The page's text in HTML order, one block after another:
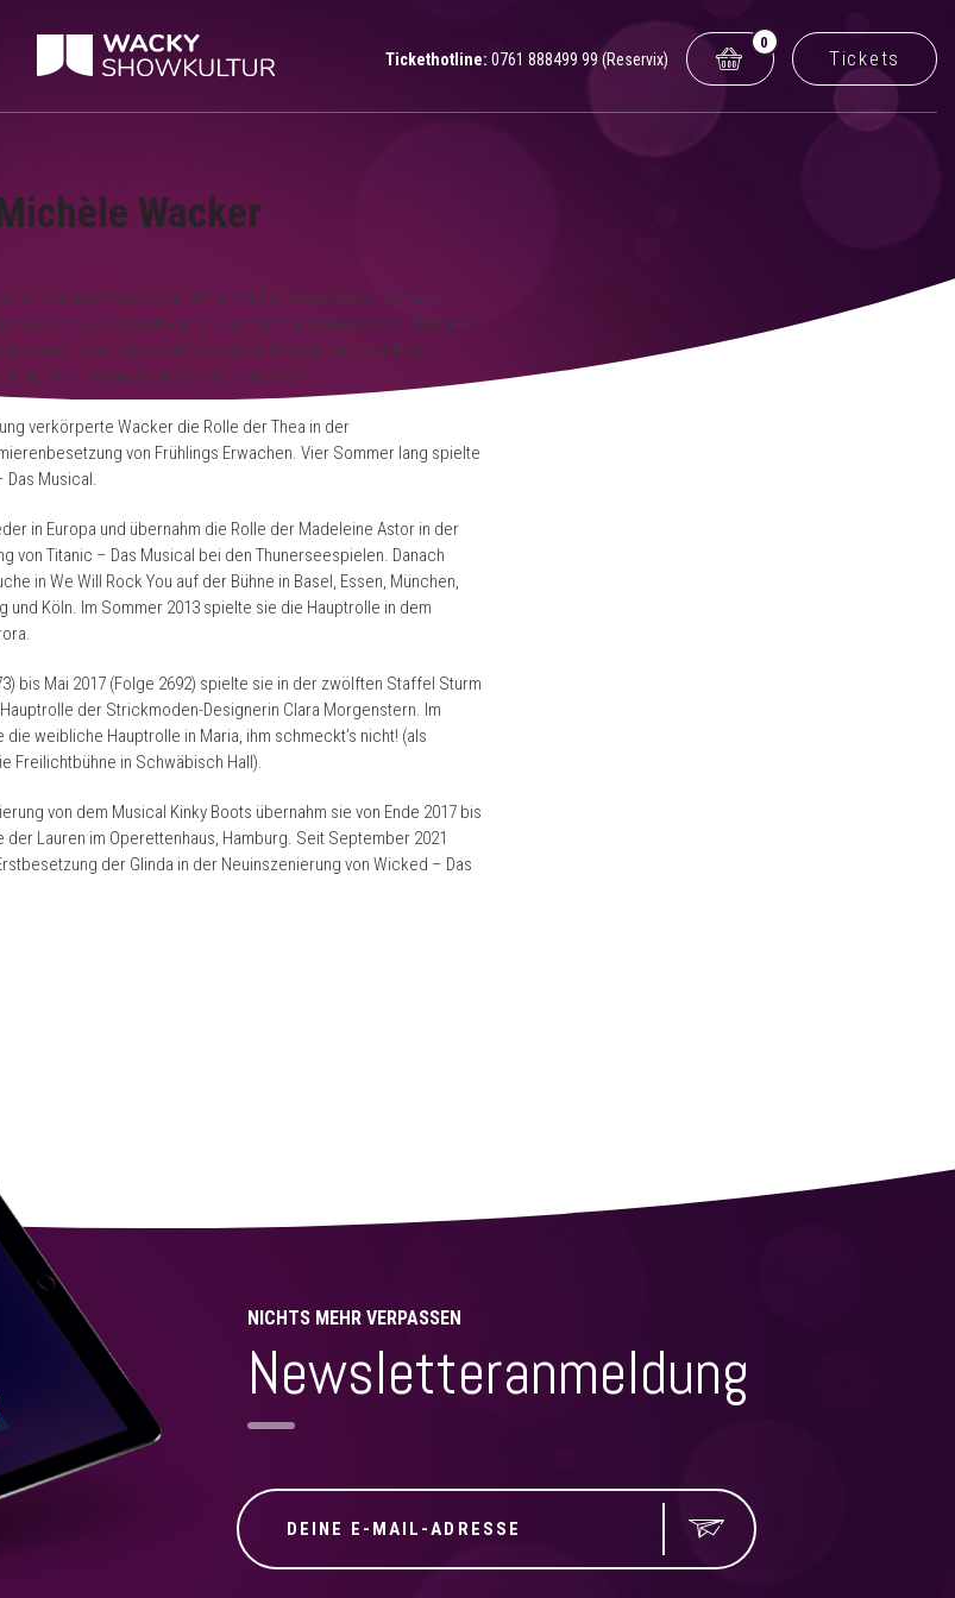
Tickethotline: 0761 888499 99 (Reservix)
0
Tickets
Wacker
Jeannine Wacker an der American Musical and Dramatic
eine Schauspielausbildung. Nach dem Abschluss ihres Studiums
New Yorker Off-Broadway-Produktionen, wirkte in
für den Tanzmodenhersteller KD Dance.
verkörperte Wacker die Rolle der Thea in der
von Frühlings Erwachen. Vier Sommer lang spielte
Das Musical.
in Europa und übernahm die Rolle der Madeleine Astor in der
von Titanic – Das Musical bei den Thunerseespielen. Danach
in We Will Rock You auf der Bühne in Basel, Essen, München,
und Köln. Im Sommer 2013 spielte sie die Hauptrolle in dem
bis Mai 2017 (Folge 2692) spielte sie in der zwölften Staffel Sturm
der Strickmoden-Designerin Clara Morgenstern. Im
weibliche Hauptrolle in Maria, ihm schmeckt’s nicht! (als
Freilichtbühne in Schwäbisch Hall).
von dem Musical Kinky Boots übernahm sie von Ende 2017 bis
der Lauren im Operettenhaus, Hamburg. Seit September 2021
der Glinda in der Neuinszenierung von Wicked – Das
NICHTS MEHR VERPASSEN
Newsletteranmeldung